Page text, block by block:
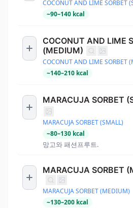
COCONUT AND LIME SORBET
~90–140 kcal
COCONUT AND LIME
(MEDIUM)
COCONUT AND LIME SORBET
~140–210 kcal
MARACUJA SORBET
MARACUJA SORBET (SMALL)
~80–130 kcal
망고와 패션프루트.
MARACUJA SORBET
MARACUJA SORBET (MEDIUM)
~130–200 kcal